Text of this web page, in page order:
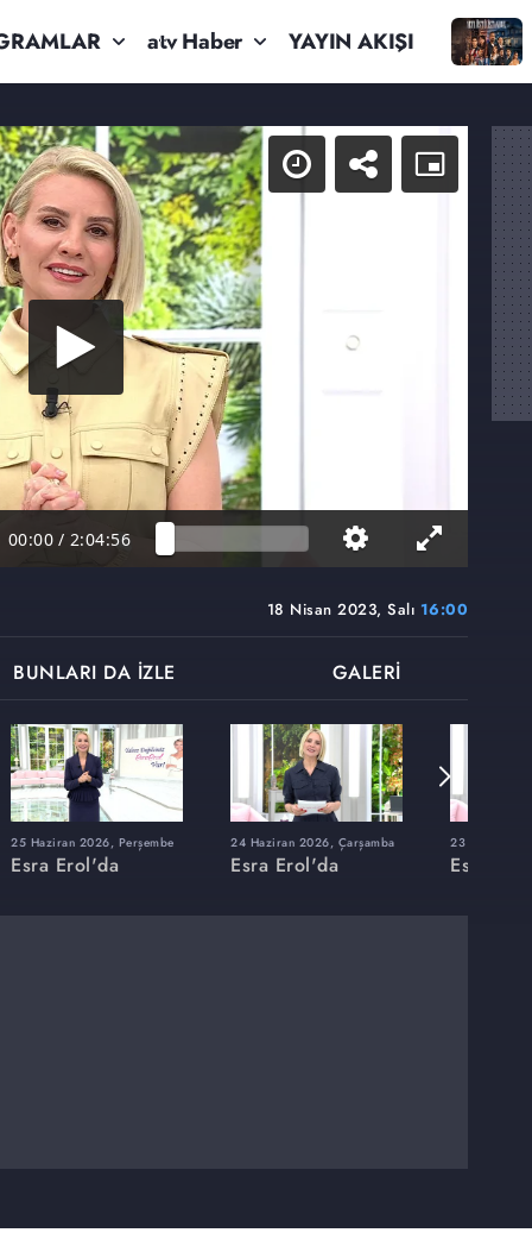
atv Haber YAYIN AKIŞI
00:00 / 2:04:56
18 Nisan 2023, Salı 16:00
BUNLARI DA İZLE GALERİ
25 Haziran 2026, Perşembe
Esra Erol'da
24 Haziran 2026, Çarşamba
Esra Erol'da
23 Haziran
Esra